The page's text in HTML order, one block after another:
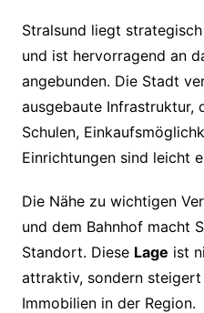
Stralsund liegt
und ist hervorragend an
angebunden. Die Stadt
ausgebaute Infrastruktur,
Schulen,
Einrichtungen sind leicht
Die Nähe zu wichtigen
und dem Bahnhof macht
Standort. Diese Lage ist
attraktiv, sondern
Immobilien in der Region.